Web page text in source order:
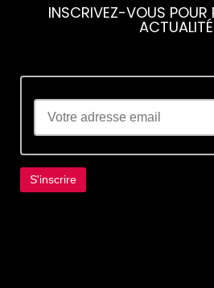
INSCRIVEZ-VOUS POUR